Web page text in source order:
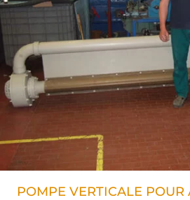
POMPE VERTICALE POUR